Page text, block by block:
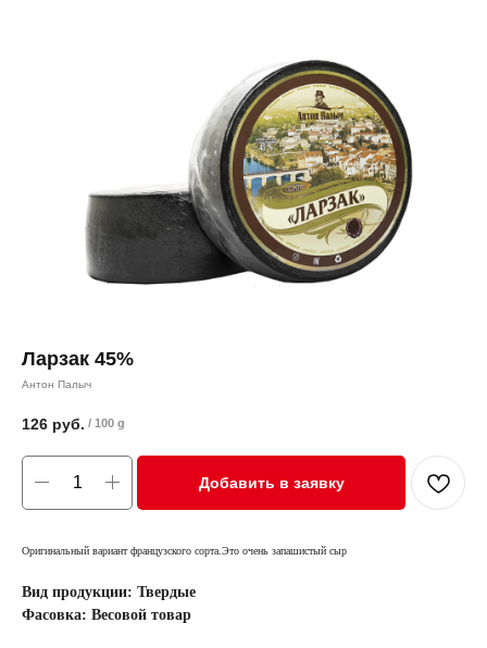
Ларзак 45%
Антон Палыч
126 руб. / 100 g
Добавить в заявку
Оригинальный вариант французского сорта.Это очень запашистый сыр
Вид продукции: Твердые
Фасовка: Весовой товар